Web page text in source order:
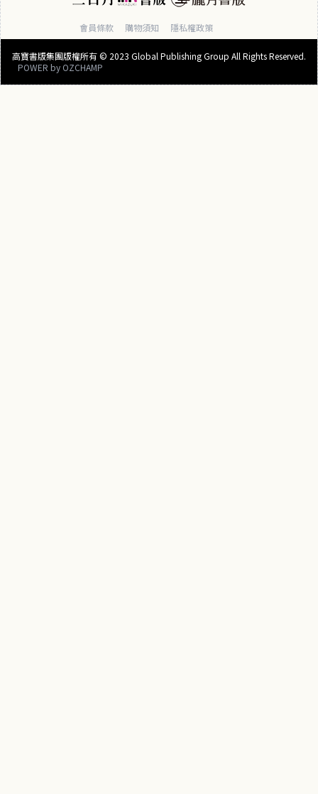
會員條款 購物須知 隱私權政策
高寶書版集團版權所有 © 2023 Global Publishing Group All Rights Reserved.
POWER by OZCHAMP